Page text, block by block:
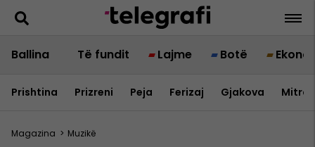
Ballina Të fundit Lajme Botë
Prishtina Prizreni Peja Ferizaj Gjakova
Magazina > Muzikë